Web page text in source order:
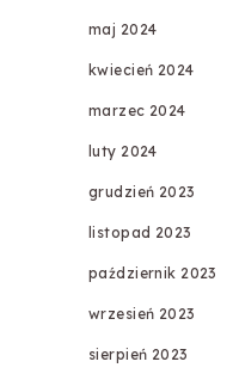
maj 2024
kwiecień 2024
marzec 2024
luty 2024
grudzień 2023
listopad 2023
październik 2023
wrzesień 2023
sierpień 2023